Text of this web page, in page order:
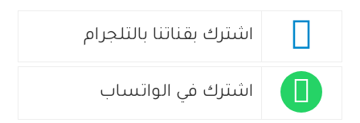
اشترك بقناتنا بالتلجرام
اشترك في الواتساب